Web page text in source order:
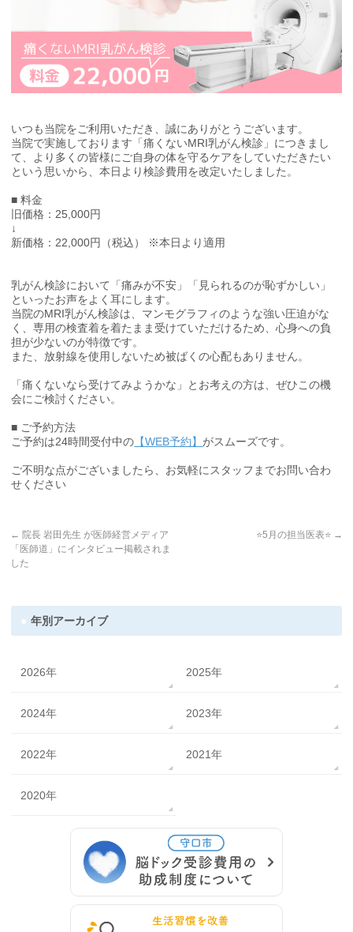
いつも当院をご利用いただき、誠にありがとうございます。
当院で実施しております「痛くないMRI乳がん検診」につきまし
て、より多くの皆様にご自身の体を守るケアをしていただきたい
という思いから、本日より検診費用を改定いたしました。
■ 料金
旧価格：25,000円
↓
新価格：22,000円（税込） ※本日より適用
乳がん検診において「痛みが不安」「見られるのが恥ずかしい」
といったお声をよく耳にします。
当院のMRI乳がん検診は、マンモグラフィのような強い圧迫がな
く、専用の検査着を着たまま受けていただけるため、心身への負
担が少ないのが特徴です。
また、放射線を使用しないため被ばくの心配もありません。
「痛くないなら受けてみようかな」とお考えの方は、ぜひこの機
会にご検討ください。
■ ご予約方法
ご予約は24時間受付中の 【WEB予約】 がスムーズです。
ご不明な点がございましたら、お気軽にスタッフまでお問い合わ
せください
← 院長 岩田先生 が医師経営メディア
「医師道」にインタビュー掲載されま
した
⭐️5月の担当医表⭐️ →
年別アーカイブ
2026年 2025年
2024年 2023年
2022年 2021年
2020年